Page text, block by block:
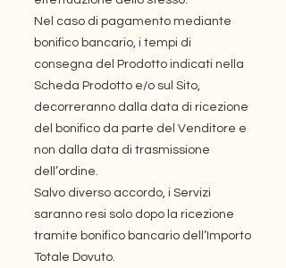
Nel caso di pagamento mediante
bonifico bancario, i tempi di
consegna del Prodotto indicati nella
Scheda Prodotto e/o sul Sito,
decorreranno dalla data di ricezione
del bonifico da parte del Venditore e
non dalla data di trasmissione
dell’ordine.
Salvo diverso accordo, i Servizi
saranno resi solo dopo la ricezione
tramite bonifico bancario dell’Importo
Totale Dovuto.